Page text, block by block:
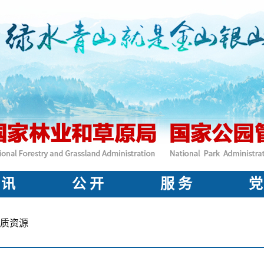
公 开 服 务
资源